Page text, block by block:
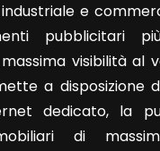
industriale e
pubblicitari
visibilità al
a disposizione
dedicato, la
di
Box